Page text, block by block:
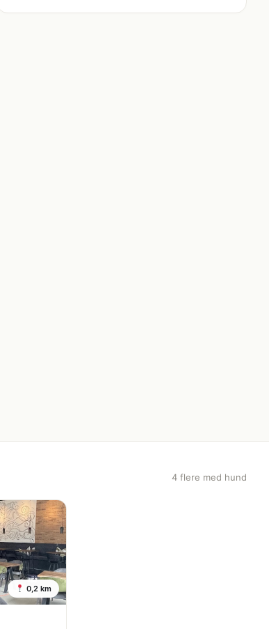
4 flere med hund
0,2 km